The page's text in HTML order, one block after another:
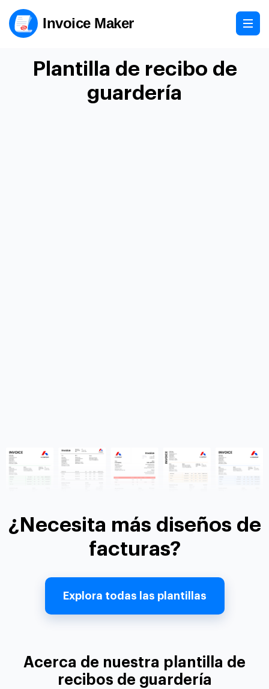
Invoice Maker
Plantilla de recibo de
guardería
¿Necesita más diseños de
facturas?
Explora todas las plantillas
Acerca de nuestra plantilla de
recibos de guardería